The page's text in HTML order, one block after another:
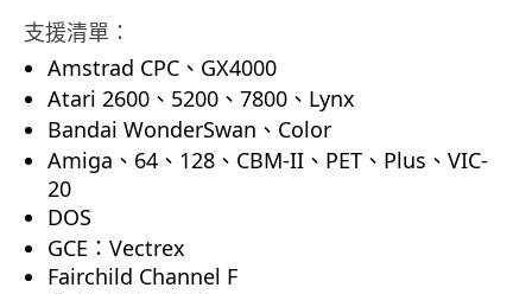
支援清單：
Amstrad CPC、GX4000
Atari 2600、5200、7800、Lynx
Bandai WonderSwan、Color
Amiga、64、128、CBM-II、PET、Plus、VIC-
20
DOS
GCE：Vectrex
Fairchild Channel F